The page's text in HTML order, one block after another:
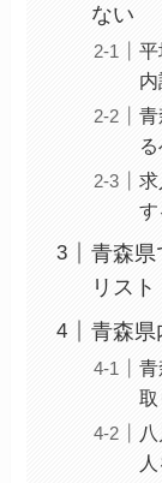
ない
内
す
青森県
リスト
青森県